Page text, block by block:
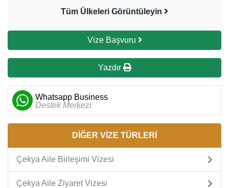
Tüm Ülkeleri Görüntüleyin
Vize Başvuru
Yazdır
Whatsapp Business
Destek Merkezi
DİĞER VİZE TÜRLERİ
Çekya Aile Birleşimi Vizesi
Çekya Aile Ziyaret Vizesi